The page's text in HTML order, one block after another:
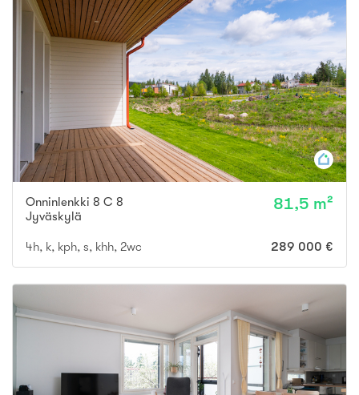
Onninlenkki 8 C 8
Jyväskylä
81,5 m²
4h, k, kph, s, khh, 2wc 289 000 €